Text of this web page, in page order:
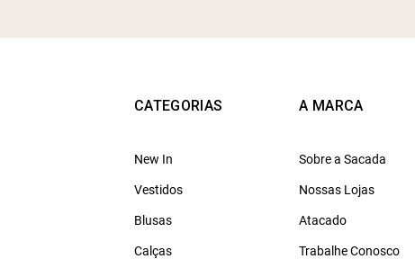
CATEGORIAS
New In
Vestidos
Blusas
Calças
A MARCA
Sobre a Sacada
Nossas Lojas
Atacado
Trabalhe Conosco